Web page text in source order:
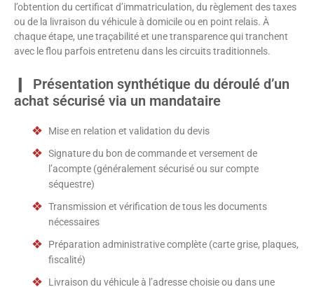
l’obtention du certificat d’immatriculation, du règlement des taxes
ou de la livraison du véhicule à domicile ou en point relais. À
chaque étape, une traçabilité et une transparence qui tranchent
avec le flou parfois entretenu dans les circuits traditionnels.
Présentation synthétique du déroulé d’un
achat sécurisé via un mandataire
Mise en relation et validation du devis
Signature du bon de commande et versement de
l’acompte (généralement sécurisé ou sur compte
séquestre)
Transmission et vérification de tous les documents
nécessaires
Préparation administrative complète (carte grise, plaques,
fiscalité)
Livraison du véhicule à l’adresse choisie ou dans une